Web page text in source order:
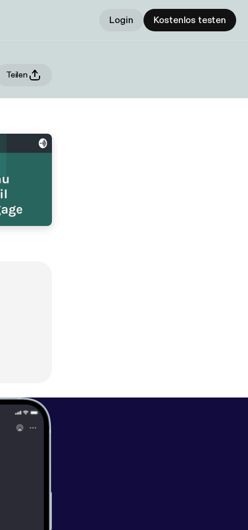
Login Kostenlos testen
Teilen